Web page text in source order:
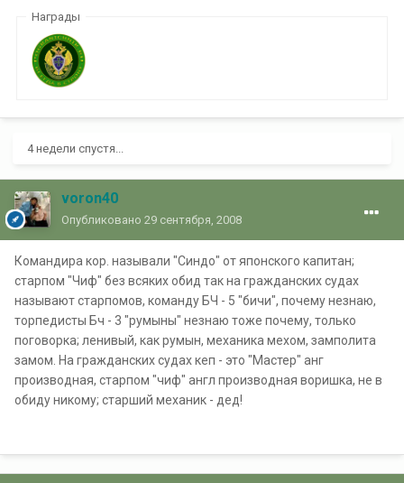
Награды
4 недели спустя...
voron40
Опубликовано 29 сентября, 2008
Командира кор. называли "Синдо" от японского капитан;
старпом "Чиф" без всяких обид так на гражданских судах
называют старпомов, команду БЧ - 5 "бичи", почему незнаю,
торпедисты Бч - 3 "румыны" незнаю тоже почему, только
поговорка; ленивый, как румын, механика мехом, замполита
замом. На гражданских судах кеп - это "Мастер" анг
производная, старпом "чиф" англ производная воришка, не в
обиду никому; старший механик - дед!